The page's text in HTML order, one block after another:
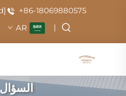
+86-18069880575
AR
السؤال